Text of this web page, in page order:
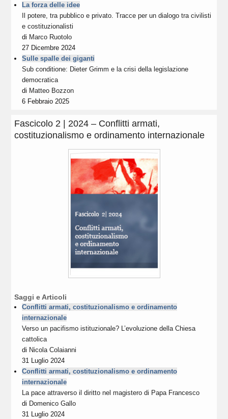
La forza delle idee
Il potere, tra pubblico e privato. Tracce per un dialogo tra civilisti
e costituzionalisti
di Marco Ruotolo
27 Dicembre 2024
Sulle spalle dei giganti
Sub conditione: Dieter Grimm e la crisi della legislazione
democratica
di Matteo Bozzon
6 Febbraio 2025
Fascicolo 2 | 2024 – Conflitti armati,
costituzionalismo e ordinamento internazionale
Saggi e Articoli
Conflitti armati, costituzionalismo e ordinamento
internazionale
Verso un pacifismo istituzionale? L’evoluzione della Chiesa
cattolica
di Nicola Colaianni
31 Luglio 2024
Conflitti armati, costituzionalismo e ordinamento
internazionale
La pace attraverso il diritto nel magistero di Papa Francesco
di Domenico Gallo
31 Luglio 2024